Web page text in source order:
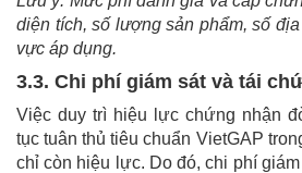
diện tích, số lượng sản phẩm, số
vực áp dụng.
3.3. Chi phí giám sát và tái
Việc duy trì hiệu lực chứng nhận
tục tuân thủ tiêu chuẩn VietGAP
chỉ còn hiệu lực. Do đó, chi phí